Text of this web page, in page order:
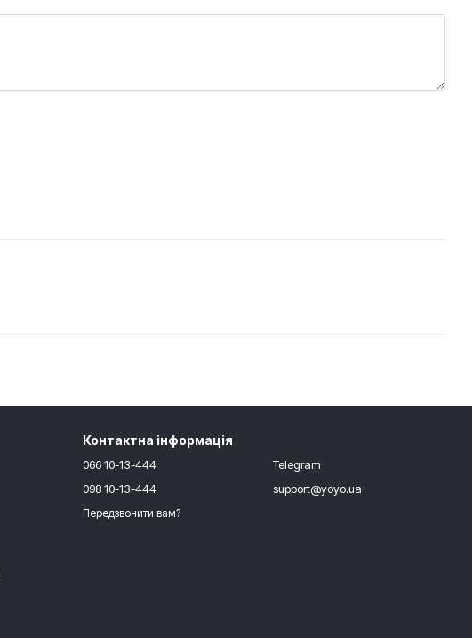
Контактна інформація
066 10-13-444
098 10-13-444
Передзвонити вам?
Telegram
support@yoyo.ua